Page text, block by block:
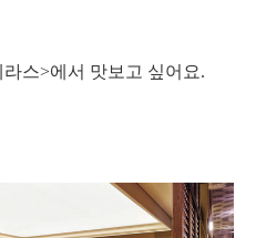
스>에서 맛보고 싶어요.